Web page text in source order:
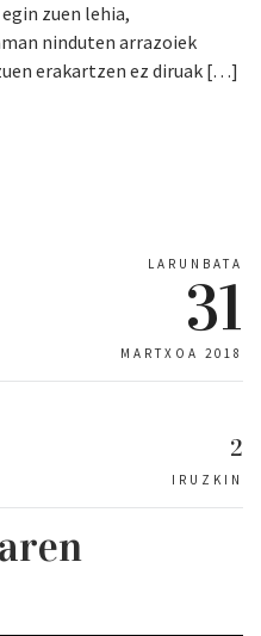
zuen lehia,
ninduten arrazoiek
erakartzen ez diruak […]
LARUNBATA
31
MARTXOA 2018
2
IRUZKIN